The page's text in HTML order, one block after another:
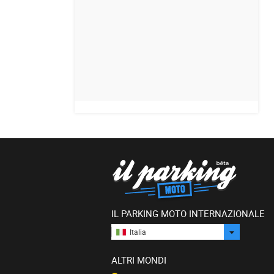
IL PARKING MOTO INTERNAZIONALE
Italia
ALTRI MONDI